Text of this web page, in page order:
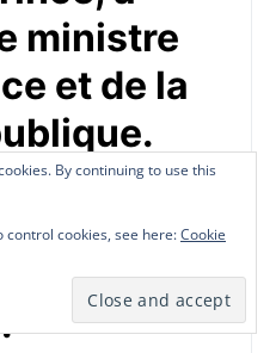
ministre
et de la
remplac
Elder
By continuing to use this
cookies, see here:Cookie
By continuing to use this
cookies, see here:Cookie
By continuing to use this
cookies, see here:Cookie